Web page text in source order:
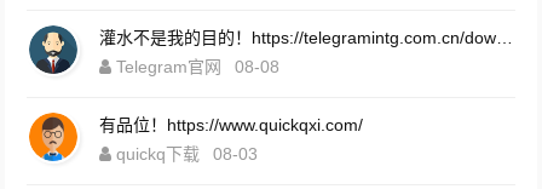
灌水不是我的目的！https://telegramintg.com.cn/download.html
Telegram官网
08-08
有品位！https://www.quickqxi.com/
quickq下载
08-03